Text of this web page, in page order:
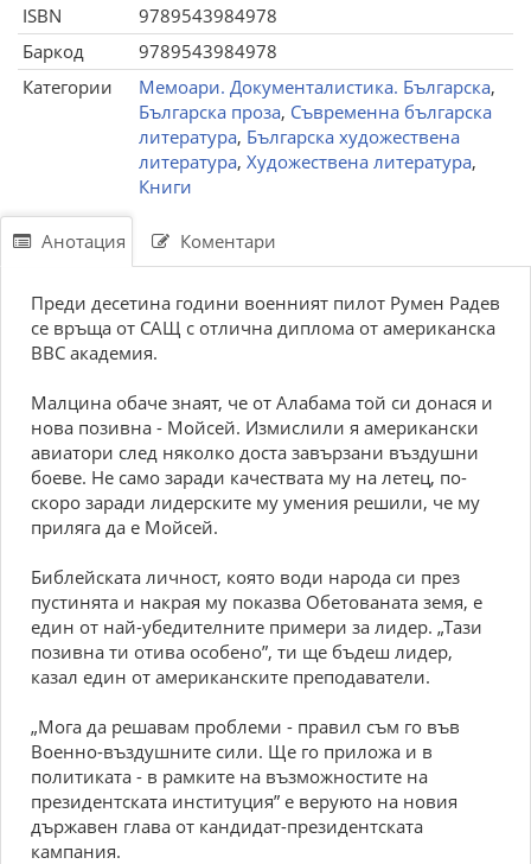
ISBN
9789543984978
Баркод
9789543984978
Категории
Мемоари. Документалистика. Българска,
Българска проза, Съвременна българска
литература, Българска художествена
литература, Художествена литература,
Книги
Анотация Коментари
Преди десетина години военният пилот Румен Радев
се връща от САЩ с отлична диплома от американска
ВВС академия.
Малцина обаче знаят, че от Алабама той си донася и
нова позивна - Мойсей. Измислили я американски
авиатори след няколко доста завързани въздушни
боеве. Не само заради качествата му на летец, по-
скоро заради лидерските му умения решили, че му
приляга да е Мойсей.
Библейската личност, която води народа си през
пустинята и накрая му показва Обетованата земя, е
един от най-убедителните примери за лидер. „Тази
позивна ти отива особено”, ти ще бъдеш лидер,
казал един от американските преподаватели.
„Мога да решавам проблеми - правил съм го във
Военно-въздушните сили. Ще го приложа и в
политиката - в рамките на възможностите на
президентската институция” е веруюто на новия
държавен глава от кандидат-президентската
кампания.